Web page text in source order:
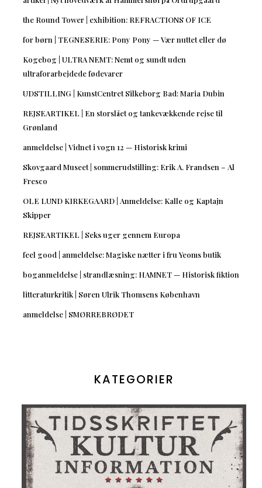
the Round Tower | exhibition: REFRACTIONS OF ICE
for børn | TEGNESERIE: Pony Pony — Vær nuttet eller dø
Kogebog | ULTRA NEMT: Nemt og sundt uden
ultraforarbejdede fødevarer
UDSTILLING | KunstCentret Silkeborg Bad: Maria Dubin
REJSEARTIKEL | En storslået og tankevækkende rejse til
Grønland
anmeldelse | Vidnet i vogn 12 — Historisk krimi
Skovgaard Museet | sommerudstilling: Erik A. Frandsen – Al
Fresco
OLE LUND KIRKEGAARD | Anmeldelse: Kalle og Kaptajn
Skipper
REJSEARTIKEL | Seks uger gennem Europa
feel good | anmeldelse: Magiske nætter i fru Yeoms butik
boganmeldelse | strandlæsning: HAMNET — Historisk fiktion
litteraturkritik | Søren Ulrik Thomsens København
anmeldelse | SMØRREBRØDET
KATEGORIER